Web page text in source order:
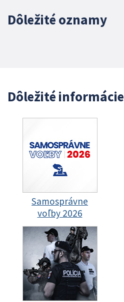
Dôležité oznamy
Dôležité informácie
Samosprávne
voľby 2026